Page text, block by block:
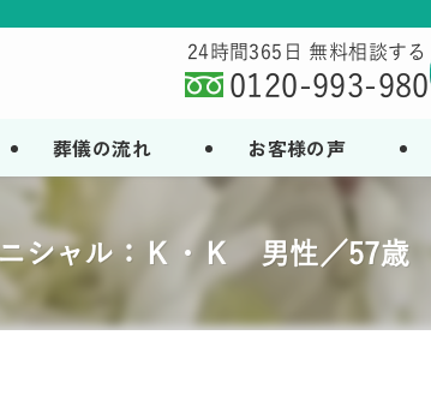
葬儀の流れ お客様の声
24時間365日 無料相談する
0120-993-980
シャル：Ｋ・Ｋ 男性／57歳